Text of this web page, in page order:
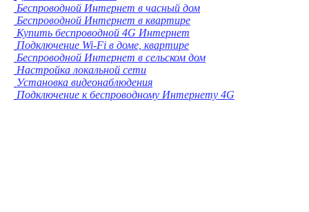
Беспроводной Интернет в часный дом
Беспроводной Интернет в квартире
Купить беспроводной 4G Интернет
Подключение Wi-Fi в доме, квартире
Беспроводной Интернет в сельском дом
Настройка локальной сети
Установка видеонаблюдения
Подключение к беспроводному Интернету 4G